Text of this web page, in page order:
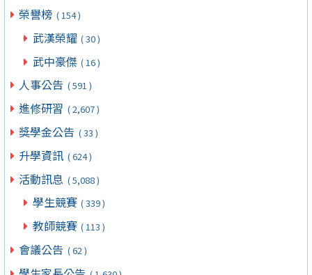
榮譽榜 ( 154 )
武漢榮耀 ( 30 )
武中豪傑 ( 16 )
人事公告 ( 591 )
進修研習 ( 2,607 )
獎學金公告 ( 33 )
升學資訊 ( 624 )
活動訊息 ( 5,088 )
學生競賽 ( 339 )
教師競賽 ( 113 )
會議公告 ( 62 )